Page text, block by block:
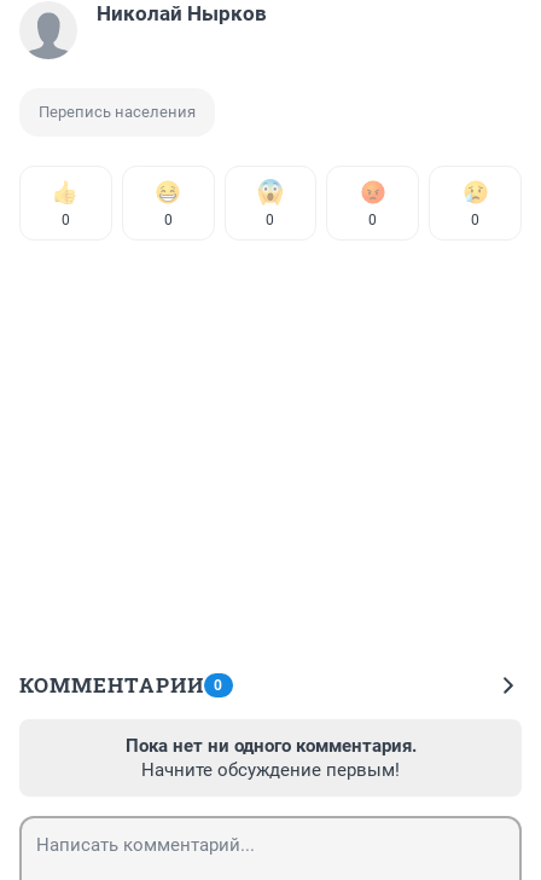
Николай Нырков
Перепись населения
0 0 0 0 0
КОММЕНТАРИИ 0
Пока нет ни одного комментария.
Начните обсуждение первым!